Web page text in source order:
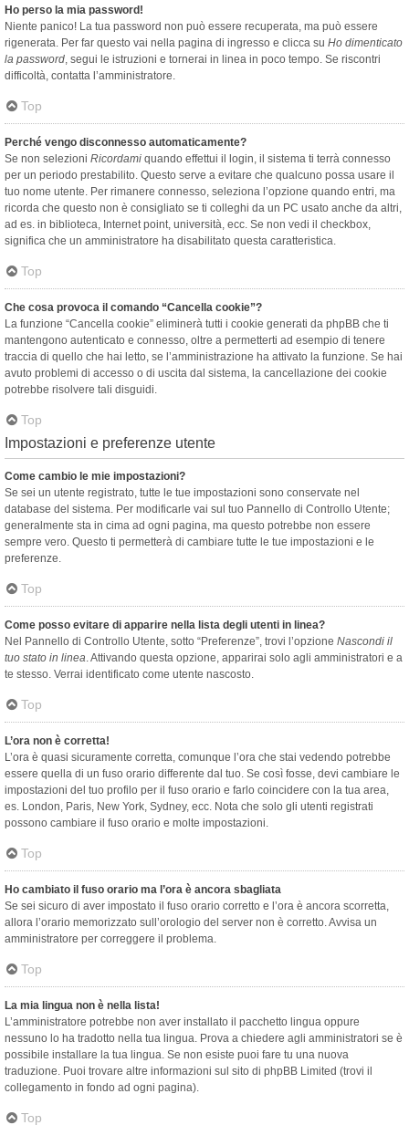
Ho perso la mia password!
Niente panico! La tua password non può essere recuperata, ma può essere
rigenerata. Per far questo vai nella pagina di ingresso e clicca su Ho dimenticato
la password, segui le istruzioni e tornerai in linea in poco tempo. Se riscontri
difficoltà, contatta l’amministratore.
Top
Perché vengo disconnesso automaticamente?
Se non selezioni Ricordami quando effettui il login, il sistema ti terrà connesso
per un periodo prestabilito. Questo serve a evitare che qualcuno possa usare il
tuo nome utente. Per rimanere connesso, seleziona l’opzione quando entri, ma
ricorda che questo non è consigliato se ti colleghi da un PC usato anche da altri,
ad es. in biblioteca, Internet point, università, ecc. Se non vedi il checkbox,
significa che un amministratore ha disabilitato questa caratteristica.
Top
Che cosa provoca il comando “Cancella cookie”?
La funzione “Cancella cookie” eliminerà tutti i cookie generati da phpBB che ti
mantengono autenticato e connesso, oltre a permetterti ad esempio di tenere
traccia di quello che hai letto, se l’amministrazione ha attivato la funzione. Se hai
avuto problemi di accesso o di uscita dal sistema, la cancellazione dei cookie
potrebbe risolvere tali disguidi.
Top
Impostazioni e preferenze utente
Come cambio le mie impostazioni?
Se sei un utente registrato, tutte le tue impostazioni sono conservate nel
database del sistema. Per modificarle vai sul tuo Pannello di Controllo Utente;
generalmente sta in cima ad ogni pagina, ma questo potrebbe non essere
sempre vero. Questo ti permetterà di cambiare tutte le tue impostazioni e le
preferenze.
Top
Come posso evitare di apparire nella lista degli utenti in linea?
Nel Pannello di Controllo Utente, sotto “Preferenze”, trovi l’opzione Nascondi il
tuo stato in linea. Attivando questa opzione, apparirai solo agli amministratori e a
te stesso. Verrai identificato come utente nascosto.
Top
L’ora non è corretta!
L’ora è quasi sicuramente corretta, comunque l’ora che stai vedendo potrebbe
essere quella di un fuso orario differente dal tuo. Se così fosse, devi cambiare le
impostazioni del tuo profilo per il fuso orario e farlo coincidere con la tua area,
es. London, Paris, New York, Sydney, ecc. Nota che solo gli utenti registrati
possono cambiare il fuso orario e molte impostazioni.
Top
Ho cambiato il fuso orario ma l’ora è ancora sbagliata
Se sei sicuro di aver impostato il fuso orario corretto e l’ora è ancora scorretta,
allora l’orario memorizzato sull’orologio del server non è corretto. Avvisa un
amministratore per correggere il problema.
Top
La mia lingua non è nella lista!
L’amministratore potrebbe non aver installato il pacchetto lingua oppure
nessuno lo ha tradotto nella tua lingua. Prova a chiedere agli amministratori se è
possibile installare la tua lingua. Se non esiste puoi fare tu una nuova
traduzione. Puoi trovare altre informazioni sul sito di phpBB Limited (trovi il
collegamento in fondo ad ogni pagina).
Top